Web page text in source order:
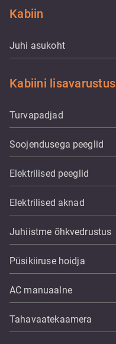
Kabiin
Juhi asukoht
Kabiini lisavarustus
Turvapadjad
Soojendusega peeglid
Elektrilised peeglid
Elektrilised aknad
Juhiistme õhkvedrustus
Püsikiiruse hoidja
AC manuaalne
Tahavaatekaamera